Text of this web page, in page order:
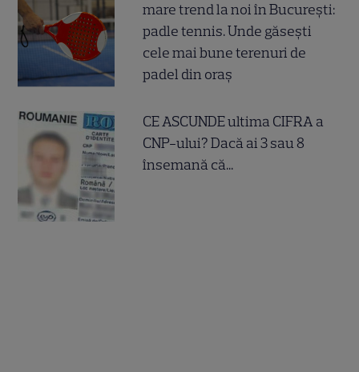
mare trend la noi în București:
padle tennis. Unde găsești
cele mai bune terenuri de
padel din oraș
CE ASCUNDE ultima CIFRA a
CNP-ului? Dacă ai 3 sau 8
însemană că...